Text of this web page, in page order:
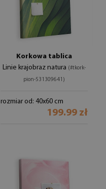
Korkowa tablica
Linie krajobraz natura (#tkork-
pion-531309641)
rozmiar od: 40x60 cm
199.99 zł